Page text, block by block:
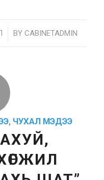
BY CABINETADMIN
, ЧУХАЛ МЭДЭЭ
АХУЙ,